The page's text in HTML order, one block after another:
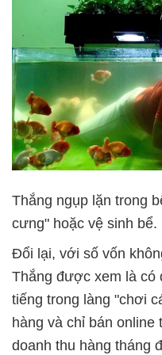
Thắng ngụp lặn trong
cưng" hoặc vệ sinh bể.
Đổi lại, với số vốn
Thắng được xem là có
tiếng trong làng "chơi
hàng và chỉ bán online
doanh thu hàng tháng